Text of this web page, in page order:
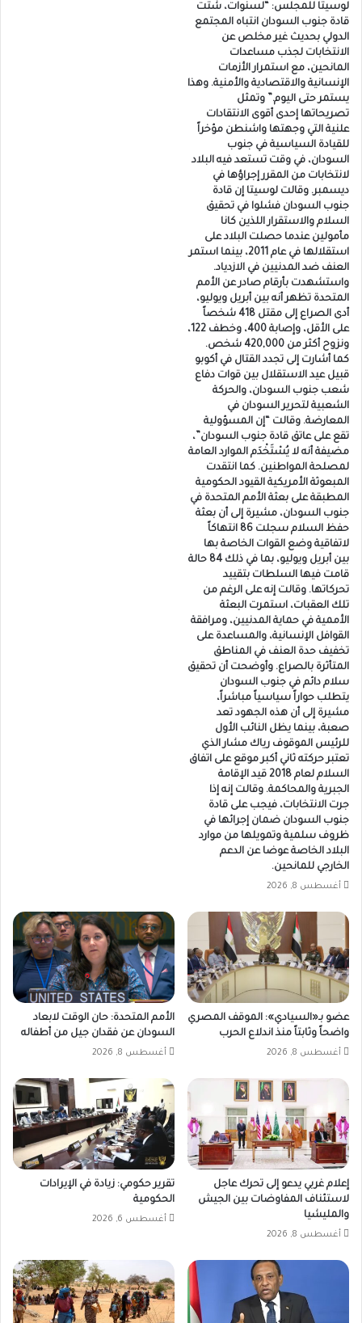
لوسيتا للمجلس: “لسنوات، شتت
قادة جنوب السودان انتباه المجتمع
الدولي بحديث غير مخلص عن
الانتخابات لجذب مساعدات
المانحين، مع استمرار الأزمات
الإنسانية والاقتصادية والأمنية. وهذا
يستمر حتى اليوم.” وتمثل
تصريحاتها إحدى أقوى الانتقادات
علنية التي وجهتها واشنطن مؤخراً
للقيادة السياسية في جنوب
السودان، في وقت تستعد فيه البلاد
لانتخابات من المقرر إجراؤها في
ديسمبر. وقالت لوسيتا إن قادة
جنوب السودان فشلوا في تحقيق
السلام والاستقرار اللذين كانا
مأمولين عندما حصلت البلاد على
استقلالها في عام 2011، بينما استمر
العنف ضد المدنيين في الازدياد.
واستشهدت بأرقام صادر عن الأمم
المتحدة تظهر أنه بين أبريل ويوليو،
أدى الصراع إلى مقتل 418 شخصاً
على الأقل، وإصابة 400، وخطف 122،
ونزوح أكثر من 420,000 شخص.
كما أشارت إلى تجدد القتال في أكوبو
قبيل عيد الاستقلال بين قوات دفاع
شعب جنوب السودان، والحركة
الشعبية لتحرير السودان في
المعارضة. وقالت “إن المسؤولية
تقع على عاتق قادة جنوب السودان”،
مضيفة أنه لا يُسْتَخْدَم الموارد العامة
لمصلحة المواطنين. كما انتقدت
المبعوثة الأمريكية القيود الحكومية
المطبقة على بعثة الأمم المتحدة في
جنوب السودان، مشيرة إلى أن بعثة
حفظ السلام سجلت 86 انتهاكاً
لاتفاقية وضع القوات الخاصة بها
بين أبريل ويوليو، بما في ذلك 84 حالة
قامت فيها السلطات بتقييد
تحركاتها. وقالت إنه على الرغم من
تلك العقبات، استمرت البعثة
الأممية في حماية المدنيين، ومرافقة
القوافل الإنسانية، والمساعدة على
تخفيف حدة العنف في المناطق
المتأثرة بالصراع. وأوضحت أن تحقيق
سلام دائم في جنوب السودان
يتطلب حواراً سياسياً مباشراً،
مشيرة إلى أن هذه الجهود تعد
صعبة، بينما يظل النائب الأول
للرئيس الموقوف رياك مشار الذي
تعتبر حركته ثاني أكبر موقع على اتفاق
السلام لعام 2018 قيد الإقامة
الجبرية والمحاكمة. وقالت إنه إذا
جرت الانتخابات، فيجب على قادة
جنوب السودان ضمان إجرائها في
ظروف سلمية وتمويلها من موارد
البلاد الخاصة عوضا عن الدعم
الخارجي للمانحين.
أغسطس 8, 2026
عضو بـ«السيادي»: الموقف المصري
واضحاً وثابتاً منذ اندلاع الحرب
أغسطس 8, 2026
الأمم المتحدة: حان الوقت لابعاد
السودان عن فقدان جيل من أطفاله
أغسطس 8, 2026
إعلام غربي يدعو إلى تحرك عاجل
لاستئناف المفاوضات بين الجيش
والمليشيا
أغسطس 8, 2026
تقرير حكومي: زيادة في الإيرادات
الحكومية
أغسطس 6, 2026